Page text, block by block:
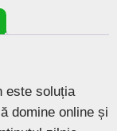
este soluția
domine online și